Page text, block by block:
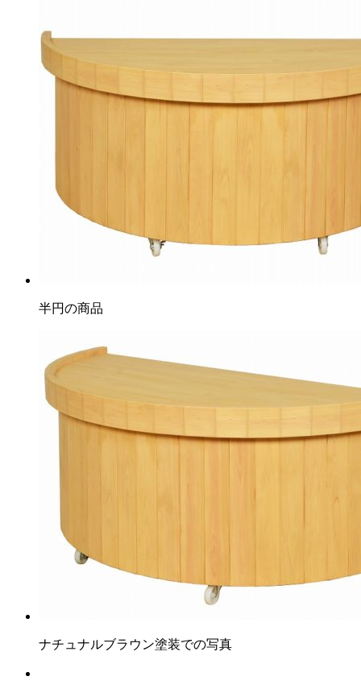
半円の商品
ナチュナルブラウン塗装での写真